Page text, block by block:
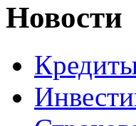
Новости